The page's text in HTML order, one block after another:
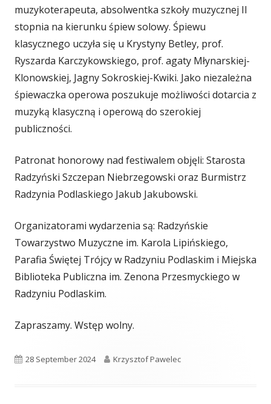
muzykoterapeuta, absolwentka szkoły muzycznej II
stopnia na kierunku śpiew solowy. Śpiewu
klasycznego uczyła się u Krystyny Betley, prof.
Ryszarda Karczykowskiego, prof. agaty Młynarskiej-
Klonowskiej, Jagny Sokroskiej-Kwiki. Jako niezależna
śpiewaczka operowa poszukuje możliwości dotarcia z
muzyką klasyczną i operową do szerokiej
publiczności.
Patronat honorowy nad festiwalem objęli: Starosta
Radzyński Szczepan Niebrzegowski oraz Burmistrz
Radzynia Podlaskiego Jakub Jakubowski.
Organizatorami wydarzenia są: Radzyńskie
Towarzystwo Muzyczne im. Karola Lipińskiego,
Parafia Świętej Trójcy w Radzyniu Podlaskim i Miejska
Biblioteka Publiczna im. Zenona Przesmyckiego w
Radzyniu Podlaskim.
Zapraszamy. Wstęp wolny.
Published
28 September 2024 Author
Krzysztof Pawelec